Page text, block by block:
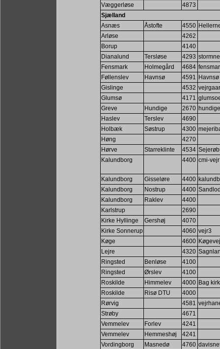
Væggerløse
4873
Sjælland
Asnæs
Åstofte 4550
Arløse
4262
Borup
4140
Dianalund
Tersløse 4293
Fensmark
Holmegård 4684
Føllenslev
Havnsø 4591
Gislinge
4532
Glumsø
4171
Greve
Hundige 2670
Haslev
Terslev
4690
Holbæk
Søstrup 4300
Høng
4270
Hørve
Starreklinte 4534
Kalundborg
4400 cmi-vejr
Kalundborg Gisseløre 4400
Kalundborg
Nostrup 4400
Kalundborg
Raklev
4400
Karlstrup
2690
Kirke Hyllinge
Gershøj
4070
Kirke Sonnerup
4060 vejr3
Køge
4600
Lejre
4320
Ringsted
Benløse
4100
Ringsted
Ørslev
4100
Roskilde
Himmelev 4000 Bag
Roskilde
Risø DTU
4000
Rørvig
4581
Strøby
4671
Vemmelev
Forlev
4241
Vemmelev
Hemmeshøj
4241
Vordingborg
Masnedø 4760